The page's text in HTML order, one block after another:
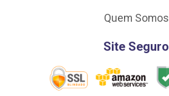
Quem Somos
Site Seguro